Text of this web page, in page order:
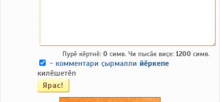
Пурӗ кӗртнӗ: 0 симв. Чи пысӑк виҫе: 1200 симв.
- комментари ҫырмалли йӗркепе
килӗшетӗп